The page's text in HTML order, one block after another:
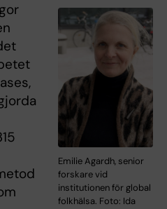
Emilie Agardh, senior
forskare vid
institutionen för global
folkhälsa. Foto: Ida